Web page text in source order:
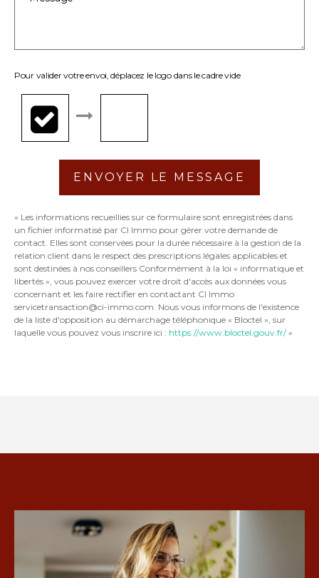
Pour valider votre envoi, déplacez le logo dans le cadre vide
ENVOYER LE MESSAGE
« Les informations recueillies sur ce formulaire sont enregistrées dans
un fichier informatisé par CI Immo pour gérer votre demande de
contact. Elles sont conservées pour la durée nécessaire à la gestion de la
relation client dans le respect des prescriptions légales applicables et
sont destinées à nos conseillers Conformément à la loi « informatique et
libertés », vous pouvez exercer votre droit d'accès aux données vous
concernant et les faire rectifier en contactant CI Immo
servicetransaction@ci-immo.com. Nous vous informons de l'existence
de la liste d'opposition au démarchage téléphonique « Bloctel », sur
laquelle vous pouvez vous inscrire ici : https://www.bloctel.gouv.fr/»